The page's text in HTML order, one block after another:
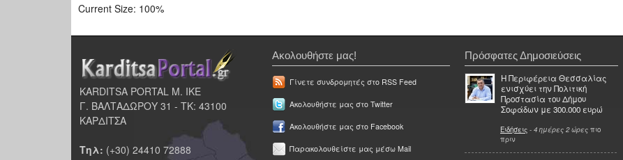
Current Size: 100%
KARDITSA PORTAL Μ. ΙΚΕ
Γ. ΒΑΛΤΑΔΩΡΟΥ 31 - ΤΚ: 43100
ΚΑΡΔΙΤΣΑ
Τηλ: (+30) 24410 72888
Ακολουθήστε μας!
Γίνετε συνδρομητές στο RSS Feed
Ακολουθήστε μας στο Twitter
Ακολουθήστε μας στο Facebook
Παρακολουθείστε μας μέσω Mail
Πρόσφατες Δημοσιεύσεις
Η Περιφέρεια Θεσσαλίας
ενισχύει την Πολιτική
Προστασία του Δήμου
Σοφάδων με 300.000 ευρώ
Ειδήσεις - 4 ημέρες 2 ώρες πιο
πριν